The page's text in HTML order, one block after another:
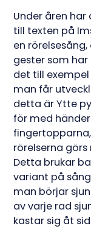
Under åren
till texten på
en
gester som
det till
man får
detta är Ytte
för med
rörelserna
Detta brukar
variant på
man börjar
av varje rad
kastar sig åt